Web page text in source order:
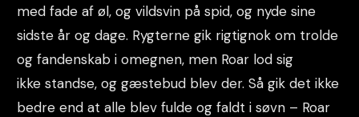
med fade af øl, og vildsvin på spid, og nyde sine
sidste år og dage. Rygterne gik rigtignok om trolde
og fandenskab i omegnen, men Roar lod sig
ikke standse, og gæstebud blev der. Så gik det ikke
bedre end at alle blev fulde og faldt i søvn – Roar